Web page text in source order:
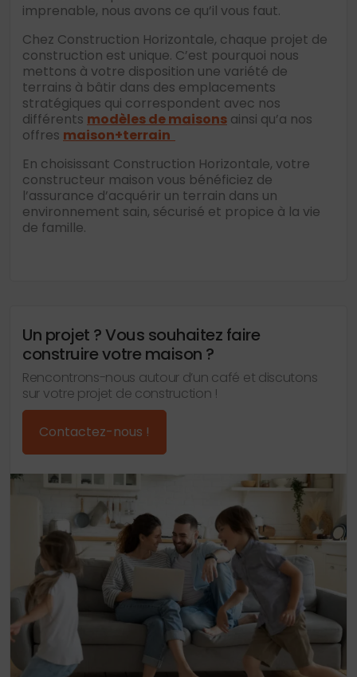
imprenable, nous avons ce qu’il vous faut.
Chez Construction Horizontale, chaque projet de
construction est unique. C’est pourquoi nous
mettons à votre disposition une variété de
terrains à bâtir dans des emplacements
stratégiques qui correspondent avec nos
différents modèles de maisons ainsi qu’a nos
offres maison+terrain
En choisissant Construction Horizontale, votre
constructeur maison vous bénéficiez de
l’assurance d’acquérir un terrain dans un
environnement sain, sécurisé et propice à la vie
de famille.
Un projet ? Vous souhaitez faire
construire votre maison ?
Rencontrons-nous autour d’un café et discutons
sur votre projet de construction !
Contactez-nous !